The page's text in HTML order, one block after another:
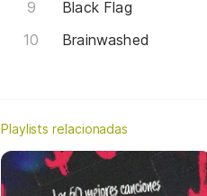
Black Flag
Brainwashed
Playlists relacionadas